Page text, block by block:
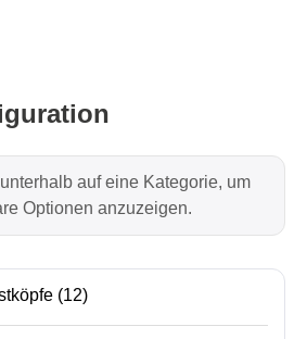
auf eine Kategorie, um
Optionen anzuzeigen.
(12)